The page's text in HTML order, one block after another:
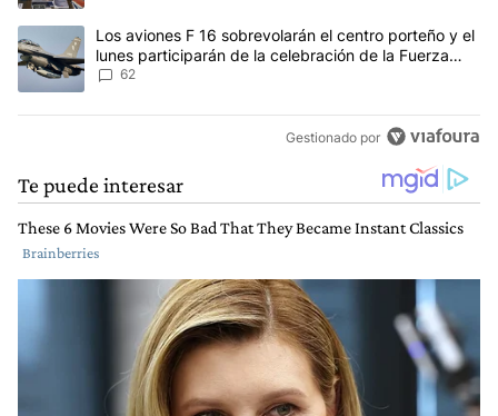
Un artículo de tendencia con el título "Los aviones F 16
Los aviones F 16 sobrevolarán el centro porteño y el
lunes participarán de la celebración de la Fuerza
Aérea
62
Gestionado por